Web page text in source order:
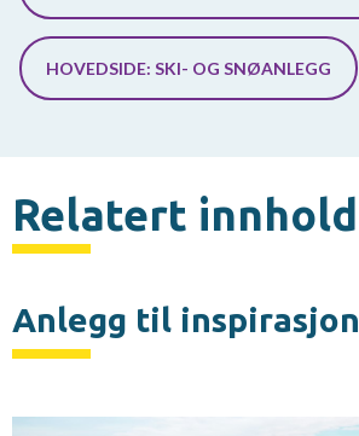
HOVEDSIDE: SKI- OG SNØANLEGG
Relatert innhold
Anlegg til inspirasjon